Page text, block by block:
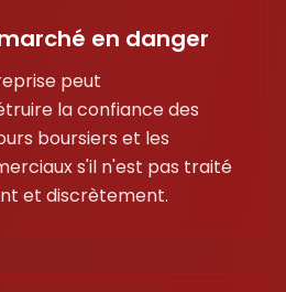
en danger
peut
la confiance des
boursiers et les
s'il n'est pas traité
et discrètement.